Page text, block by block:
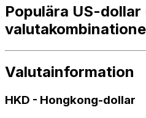
Populära US-dollar
Valutainformation
HKD - Hongkong-dollar